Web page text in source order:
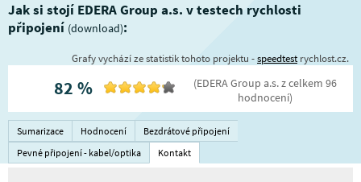
Jak si stojí EDERA Group a.s. v testech rychlosti
připojení (download):
Grafy vychází ze statistik tohoto projektu -speedtestrychlost.cz.
82 % (EDERA Group a.s.z celkem 96
hodnocení)
Sumarizace Hodnocení
Bezdrátové připojení
Pevné připojení - kabel/optika
Kontakt